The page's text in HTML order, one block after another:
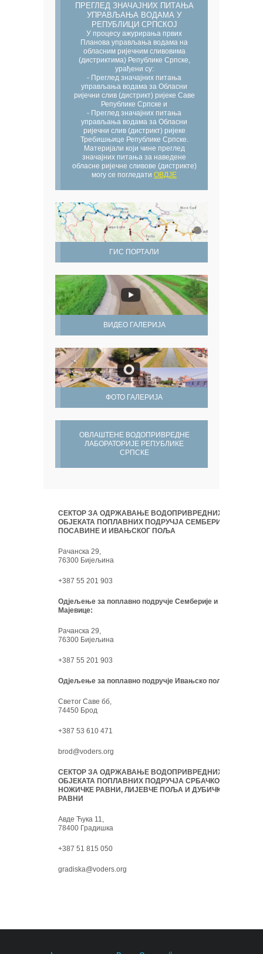
ПРЕГЛЕД ЗНАЧАЈНИХ ПИТАЊА
УПРАВЉАЊА ВОДАМА У
РЕПУБЛИЦИ СРПСКОЈ
У процесу ажурирања првих
Планова управљања водама на
обласним ријечним сливовима
(дистриктима) Републике Српске,
урађени су:
- Преглед значајних питања
управљања водама за Обласни
ријечни слив (дистрикт) ријеке Саве
Републике Српске и
- Преглед значајних питања
управљања водама за Обласни
ријечни слив (дистрикт) ријеке
Требишњице Републике Српске.
Материјали који чине преглед
значајних питања за наведене
обласне ријечне сливове (дистрикте)
могу се погледати ОВДЈЕ
ГИС ПОРТАЛИ
ВИДЕО ГАЛЕРИЈА
ФОТО ГАЛЕРИЈА
ОВЛАШТЕНЕ ВОДОПРИВРЕДНЕ
ЛАБОРАТОРИЈЕ РЕПУБЛИКЕ
СРПСКЕ
СЕКТОР ЗА ОДРЖАВАЊЕ ВОДОПРИВРЕДНИХ
ОБЈЕКАТА ПОПЛАВНИХ ПОДРУЧЈА СЕМБЕРИЈЕ,
ПОСАВИНЕ И ИВАЊСКОГ ПОЉА
Рачанска 29,
76300 Бијељина
+387 55 201 903
Одјељење за поплавно подручје Семберије и
Мајевице:
Рачанска 29,
76300 Бијељина
+387 55 201 903
Одјељење за поплавно подручје Ивањско поље:
Светог Саве бб,
74450 Брод
+387 53 610 471
brod@voders.org
СЕКТОР ЗА ОДРЖАВАЊЕ ВОДОПРИВРЕДНИХ
ОБЈЕКАТА ПОПЛАВНИХ ПОДРУЧЈА СРБАЧКО-
НОЖИЧКЕ РАВНИ, ЛИЈЕВЧЕ ПОЉА И ДУБИЧКЕ
РАВНИ
Авде Ћука 11,
78400 Градишка
+387 51 815 050
gradiska@voders.org